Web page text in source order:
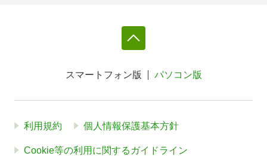
スマートフォン版 パソコン版
利用規約 個人情報保護基本方針
Cookie等の利用に関するガイドライン